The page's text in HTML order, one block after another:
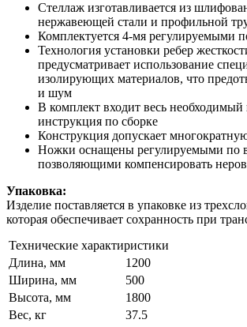
Стеллаж изготавливается из
нержавеющей стали и профильной
Комплектуется 4-мя регулируемыми
Технология установки ребер
предусматривает использование
изолирующих материалов, что
и шум
В комплект входит весь необходимый
инструкция по сборке
Конструкция допускает
Ножки оснащены регулируемыми по
позволяющими компенсировать
Упаковка:
Изделие поставляется в упаковке из
которая обеспечивает сохранность при
Технические характиристики
Длина, мм
1200
Ширина, мм
500
Высота, мм
1800
Вес, кг
37.5